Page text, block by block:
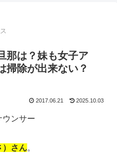
那は？妹も女子ア
掃除が出来ない？
2017.06.21 2025.10.03
ウンサー
）さん。